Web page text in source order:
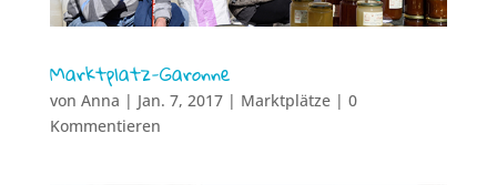
Marktplatz-Garonne
von Anna | Jan. 7, 2017| Marktplätze| 0
Kommentieren